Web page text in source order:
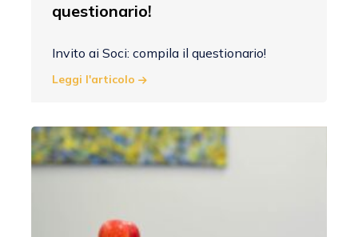
questionario!
Invito ai Soci: compila il questionario!
Leggi l'articolo